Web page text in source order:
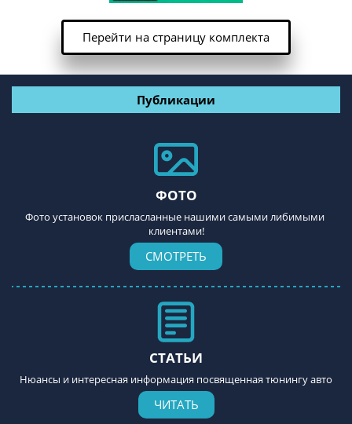
Перейти на страницу комплекта
Публикации
ФОТО
Фото установок присласланные нашими самыми либимыми
клиентами!
СМОТРЕТЬ
СТАТЬИ
Нюансы и интересная информация посвященная тюнингу авто
ЧИТАТЬ